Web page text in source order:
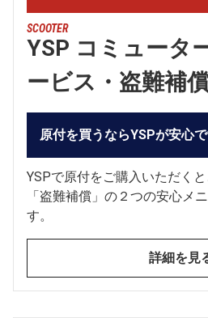
SCOOTER
YSP コミュータ
ービス・盗難補償
原付を買うならYSPが安心で
YSPで原付をご購入いただく
「盗難補償」の２つの安心メ
す。
詳細を見